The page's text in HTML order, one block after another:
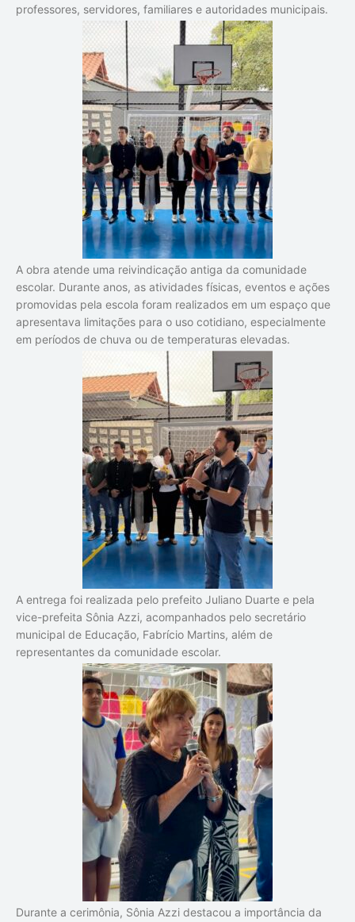
professores, servidores, familiares e autoridades municipais.
A obra atende uma reivindicação antiga da comunidade
escolar. Durante anos, as atividades físicas, eventos e ações
promovidas pela escola foram realizados em um espaço que
apresentava limitações para o uso cotidiano, especialmente
em períodos de chuva ou de temperaturas elevadas.
A entrega foi realizada pelo prefeito Juliano Duarte e pela
vice-prefeita Sônia Azzi, acompanhados pelo secretário
municipal de Educação, Fabrício Martins, além de
representantes da comunidade escolar.
Durante a cerimônia, Sônia Azzi destacou a importância da